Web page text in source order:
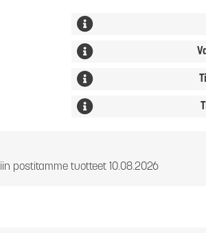
postitamme tuotteet 10.08.2026